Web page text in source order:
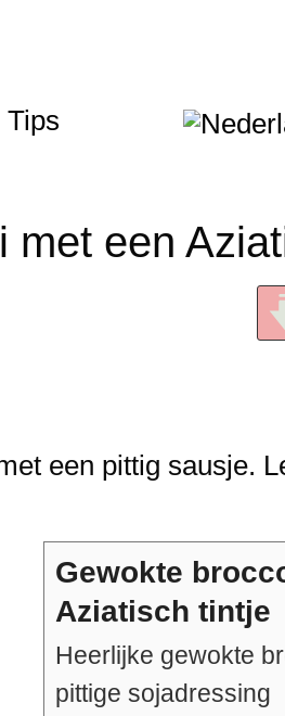
Tips
met een
een pittig sausje.
Gewokte
Aziatisch tintje
Heerlijke gewokte
pittige sojadressing